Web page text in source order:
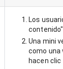
Los
Una mini
como una
hacen clic